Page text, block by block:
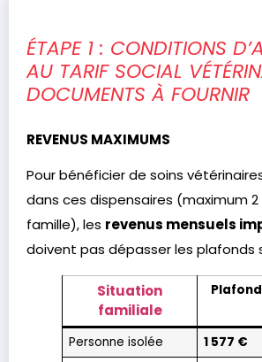
ÉTAPE 1 : CONDITIONS
AU TARIF SOCIAL
DOCUMENTS À FOURNIR
REVENUS MAXIMUMS
Pour bénéficier de soins
dans ces dispensaires (maximum
famille), les revenus mensuels
doivent pas dépasser les plafonds
Situation
familiale
Personne isolée
1 577 €